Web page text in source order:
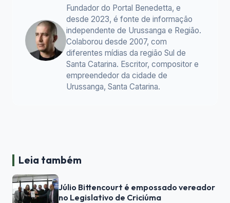
Fundador do Portal Benedetta, e
desde 2023, é fonte de informação
independente de Urussanga e Região.
Colaborou desde 2007, com
diferentes mídias da região Sul de
Santa Catarina. Escritor, compositor e
empreendedor da cidade de
Urussanga, Santa Catarina.
Leia também
Júlio Bittencourt é empossado vereador
no Legislativo de Criciúma